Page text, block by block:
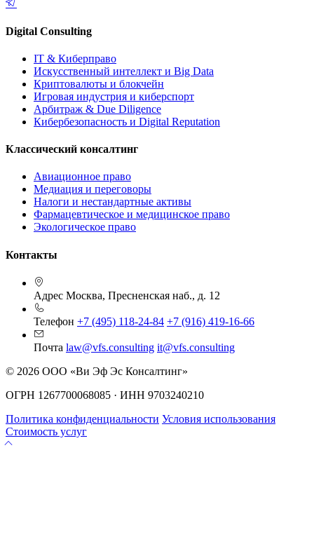
Digital Consulting
IT & Киберправо
Искусственный интеллект и Big Data
Криптовалюты и блокчейн
Игровая индустрия и киберспорт
Арбитраж & Due Diligence
Кибербезопасность и Digital Reputation
Классический консалтинг
Авиационное право
Медиация и переговоры
Налоги и нестандартные активы
Фармацевтическое и медицинское право
Экологическое право
Контакты
Адрес Москва, Пресненская наб., д. 12
Телефон +7 (495) 118-24-84 +7 (916) 419-16-66
Почта law@vfs.consulting it@vfs.consulting
© 2026 ООО «Ви Эф Эс Консалтинг»
ОГРН 1267700068085 · ИНН 9703240210
Политика конфиденциальности Условия использования
Стоимость услуг